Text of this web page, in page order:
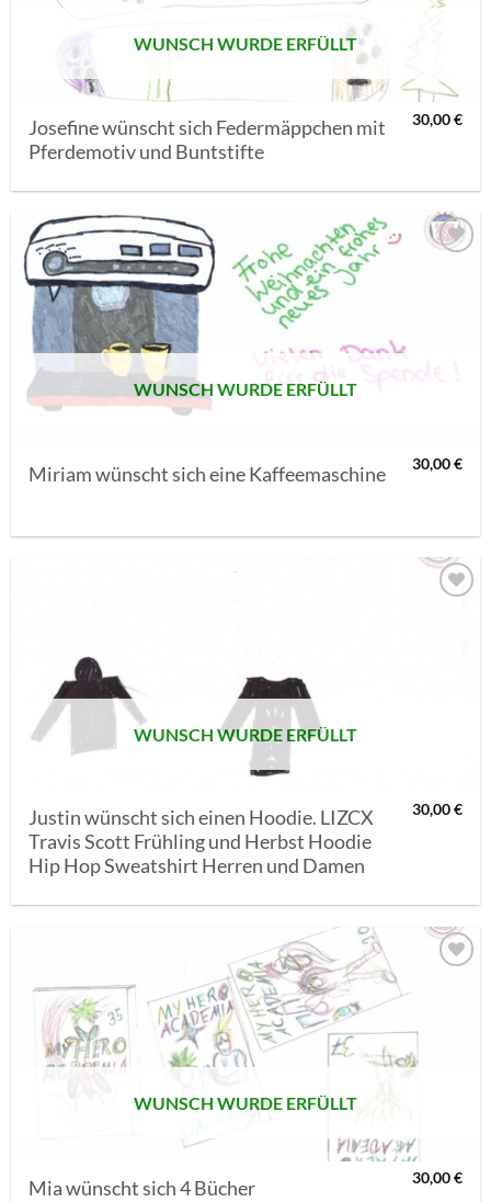
WUNSCH WURDE ERFÜLLT
Josefine wünscht sich Federmäppchen mit
Pferdemotiv und Buntstifte
30,00€
WUNSCH WURDE ERFÜLLT
Miriam wünscht sich eine Kaffeemaschine 30,00€
WUNSCH WURDE ERFÜLLT
Justin wünscht sich einen Hoodie. LIZCX
Travis Scott Frühling und Herbst Hoodie
Hip Hop Sweatshirt Herren und Damen
30,00€
AUF MEINE
MERKLISTE
WUNSCH WURDE ERFÜLLT
Mia wünscht sich 4 Bücher 30,00€